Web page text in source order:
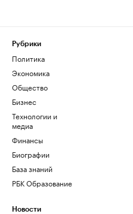
Рубрики
Политика
Экономика
Общество
Бизнес
Технологии и
медиа
Финансы
Биографии
База знаний
РБК Образование
Новости